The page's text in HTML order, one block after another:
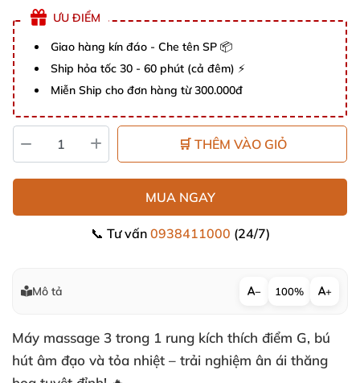
ƯU ĐIỂM
Giao hàng kín đáo - Che tên SP 📦
Ship hỏa tốc 30 - 60 phút (cả đêm) ⚡
Miễn Ship cho đơn hàng từ 300.000đ
🛒 THÊM VÀO GIỎ
MUA NGAY
📞 Tư vấn 0938411000 (24/7)
Mô tả − 100% +
Máy massage 3 trong 1 rung kích thích điểm G, bú
hút âm đạo và tỏa nhiệt – trải nghiệm ân ái thăng